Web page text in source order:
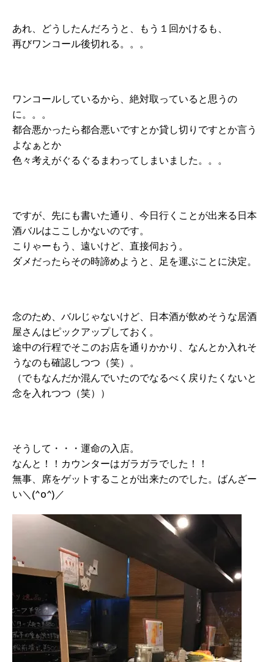
あれ、どうしたんだろうと、もう１回かけるも、
再びワンコール後切れる。。。
ワンコールしているから、絶対取っていると思うの
に。。。
都合悪かったら都合悪いですとか貸し切りですとか言う
よなぁとか
色々考えがぐるぐるまわってしまいました。。。
ですが、先にも書いた通り、今日行くことが出来る日本
酒バルはここしかないのです。
こりゃーもう、遠いけど、直接伺おう。
ダメだったらその時諦めようと、足を運ぶことに決定。
念のため、バルじゃないけど、日本酒が飲めそうな居酒
屋さんはピックアップしておく。
途中の行程でそこのお店を通りかかり、なんとか入れそ
うなのも確認しつつ（笑）。
（でもなんだか混んでいたのでなるべく戻りたくないと
念を入れつつ（笑））
そうして・・・運命の入店。
なんと！！カウンターはガラガラでした！！
無事、席をゲットすることが出来たのでした。ばんざー
い＼(^o^)／